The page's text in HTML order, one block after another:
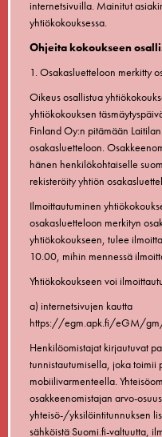
internetsivuilla. Mainitut
yhtiökokouksessa.
Ohjeita kokoukseen
1. Osakasluetteloon merkitty
Oikeus osallistua
yhtiökokouksen
Finland Oy:n pitämään
osakasluetteloon.
hänen henkilökohtaiselle
rekisteröity yhtiön
Ilmoittautuminen
osakasluetteloon merkityn
yhtiökokoukseen, tulee
10.00, mihin mennessä
Yhtiökokoukseen voi
a) internetsivujen kautta
https://egm.apk.fi/eGM/
Henkilöomistajat kirjautuvat
tunnistautumisella, joka toimii
mobiilivarmenteella.
osakkeenomistajan arvo-
yhteisö-/yksilöintitunnuksen
sähköistä Suomi.fi-valtuutta,